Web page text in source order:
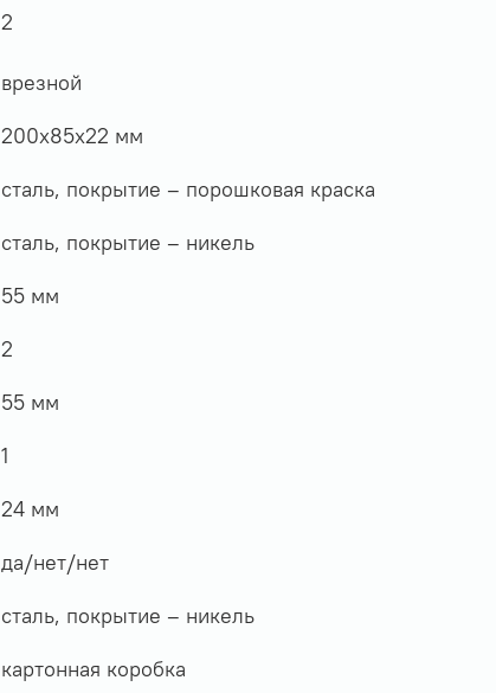
2
врезной
200х85х22 мм
сталь, покрытие – порошковая краска
сталь, покрытие – никель
55 мм
2
55 мм
1
24 мм
да/нет/нет
сталь, покрытие – никель
картонная коробка